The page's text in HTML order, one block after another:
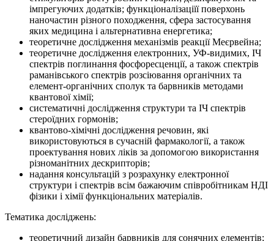
імпрегуючих додатків; функціоналізаціїї поверхонь
наночастин різного походження, сфера застосування
яких медицина і альтернативна енергетика;
теоретичне дослідження механізмів реакції Меєрвейна;
теоретичне дослідження електронних, УФ-видимих, ІЧ
спектрів поглинання фосфоресценції, а також спектрів
раманівського спектрів розсіювання органічних та
елемент-органічних сполук та барвників методами
квантової хімії;
систематичні дослідження структури та ІЧ спектрів
стероїдних гормонів;
квантово-хімічні дослідження речовин, які
використовуються в сучасній фармакології, а також
проектування нових ліків за допомогою використання
різноманітних дескрипторів;
надання консультацій з розрахунку електронної
структури і спектрів всім бажаючим співробітникам НДІ
фізики і хімії функціональних матеріалів.
Тематика досліджень:
теоретичний дизайн барвників для сонячних елементів;